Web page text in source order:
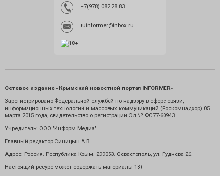
+7(978) 082 28 83
ruinformer@inbox.ru
Сетевое издание «Крымский новостной портал INFORMER»
Зарегистрировано Федеральной службой по надзору в сфере связи,
информационных технологий и массовых коммуникаций (Роскомнадзор) 05
марта 2015 года, свидетельство о регистрации Эл № ФС77-60943.
Учредитель: ООО "Информ Медиа"
Главный редактор Синицын А.В.
Адрес: Россия. Республика Крым. 299053. Севастополь, ул. Руднева 26.
Настоящий ресурс может содержать материалы 18+